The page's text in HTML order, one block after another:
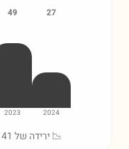
27
2024
49
2023
📉 ירידה של 41 תינוקות ב-5 השנים האחרונות